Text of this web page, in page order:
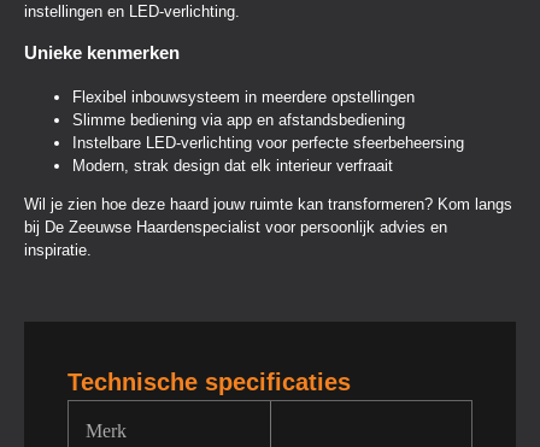
instellingen en LED-verlichting.
Unieke kenmerken
Flexibel inbouwsysteem in meerdere opstellingen
Slimme bediening via app en afstandsbediening
Instelbare LED-verlichting voor perfecte sfeerbeheersing
Modern, strak design dat elk interieur verfraait
Wil je zien hoe deze haard jouw ruimte kan transformeren? Kom langs
bij De Zeeuwse Haardenspecialist voor persoonlijk advies en
inspiratie.
Technische specificaties
Merk